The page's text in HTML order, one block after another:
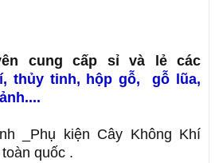
cung cấp sỉ và lẻ các
, thủy tinh, hộp gỗ,gỗ lũa,
_Phụ kiện Cây Không Khí
quốc .